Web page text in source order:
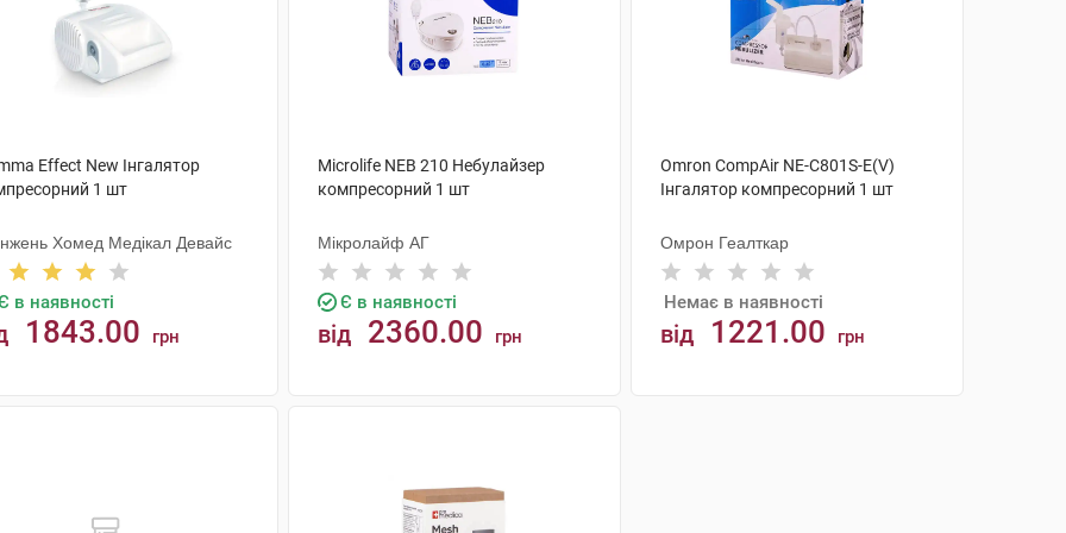
Effect New Інгалятор
1 шт
Хомед Медікал Девайс
в наявності
1843.00 грн
Microlife NEB 210 Небулайзер
компресорний 1 шт
Мікролайф AГ
Є в наявності
від 2360.00 грн
Omron CompAir NE-C801S-E(V)
Інгалятор компресорний 1 шт
Омрон Геалткар
Немає в наявності
від 1221.00 грн